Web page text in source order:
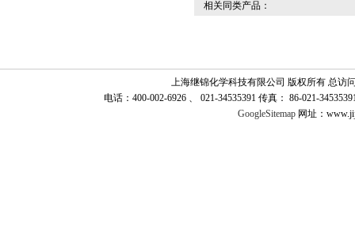
相关同类产品：
上海继锦化学科技有限公司 版权所有 总访
电话：400-002-6926 、 021-34535391 传真： 86-021-
GoogleSitemap 网址：